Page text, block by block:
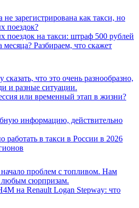
зарегистрирована как такси, но
поездок?
поездок на такси: штраф 500 рублей
Разбираем, что скажет
что это очень разнообразно,
и разные ситуации.
или временный этап в жизни?
информацию, действительно
работать в такси в России в 2026
проблем с топливом. Нам
сюрпризам.
на Renault Logan Stepway: что